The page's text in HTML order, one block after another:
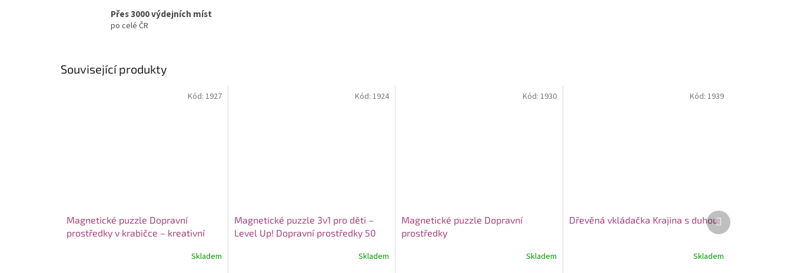
Přes 3000 výdejních míst
po celé ČR
Související produkty
Magnetické puzzle Dopravní
prostředky v krabičce – kreativní
Skladem
Kód: 1927
Magnetické puzzle 3v1 pro děti –
Level Up! Dopravní prostředky 50
Skladem
Kód: 1924
Magnetické puzzle Dopravní
prostředky
Skladem
Kód: 1930
Dřevěná vkládačka Krajina s duhou
Skladem
Kód: 1939
Další
produkt